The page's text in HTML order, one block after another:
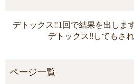
デトックス‼︎1回で結果を出しま
デトックス‼︎してもさ